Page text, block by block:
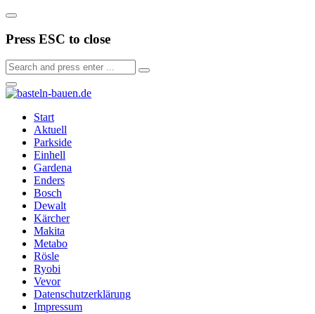
Press ESC to close
Start
Aktuell
Parkside
Einhell
Gardena
Enders
Bosch
Dewalt
Kärcher
Makita
Metabo
Rösle
Ryobi
Vevor
Datenschutzerklärung
Impressum